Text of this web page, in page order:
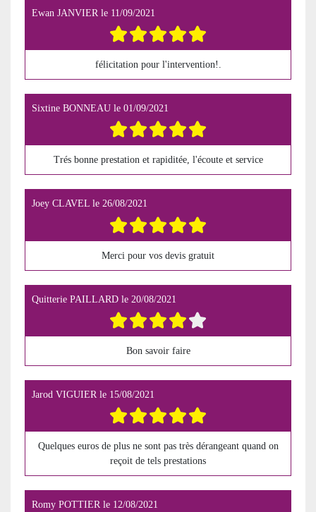
Ewan JANVIER le 11/09/2021
félicitation pour l'intervention!.
Sixtine BONNEAU le 01/09/2021
Trés bonne prestation et rapiditée, l'écoute et service
Joey CLAVEL le 26/08/2021
Merci pour vos devis gratuit
Quitterie PAILLARD le 20/08/2021
Bon savoir faire
Jarod VIGUIER le 15/08/2021
Quelques euros de plus ne sont pas très dérangeant quand on
reçoit de tels prestations
Romy POTTIERle 12/08/2021